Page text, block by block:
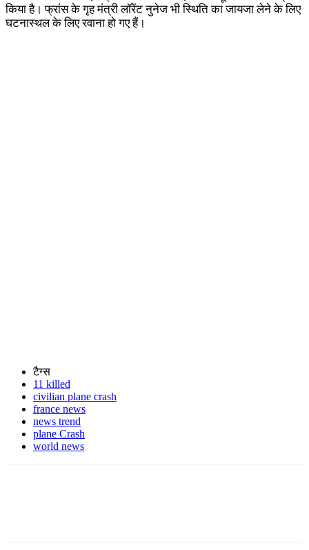
किया है। फ्रांस के गृह मंत्री लॉरेंट नुनेज भी स्थिति का जायजा लेने के लिए
घटनास्थल के लिए रवाना हो गए हैं।
टैग्स
11 killed
civilian plane crash
france news
news trend
plane Crash
world news